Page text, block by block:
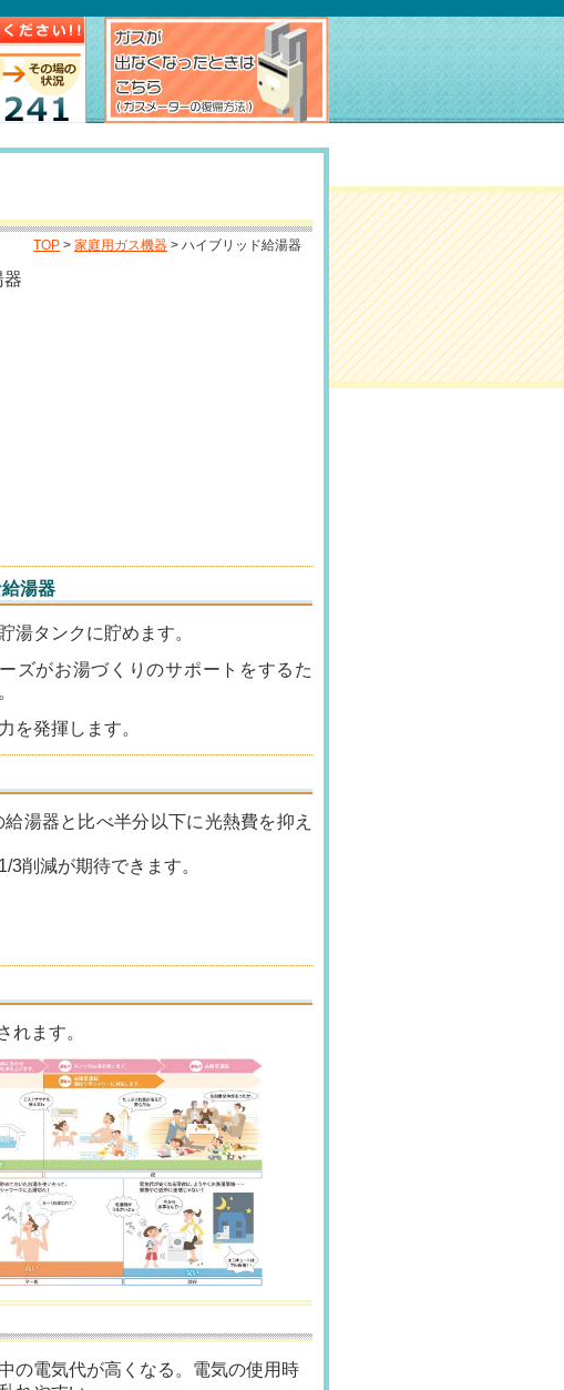
TOP > 家庭用ガス機器 > ハイブリッド給湯器
湯器
湯タンクに貯めます。
ズがお湯づくりのサポートをするた
を発揮します。
湯器と比べ半分以下に光熱費を抑え
削減が期待できます。
れます。
の電気代が高くなる。電気の使用時